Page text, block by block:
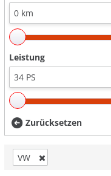
Leistung
Zurücksetzen
VW